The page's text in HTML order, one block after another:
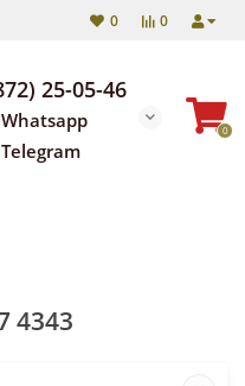
0
0
25-05-46
0
4343